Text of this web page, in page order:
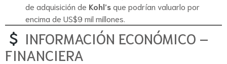
de adquisición de Kohl’sque podrían valuarlo por
encima de US$9 mil millones.
INFORMACIÓN ECONÓMICO –
FINANCIERA